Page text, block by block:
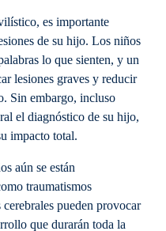
es importante
de su hijo. Los niños
lo que sienten, y un
lesiones graves y reducir
Sin embargo, incluso
el diagnóstico de su hijo,
impacto total.
aún se están
traumatismos
pueden provocar
que durarán toda la